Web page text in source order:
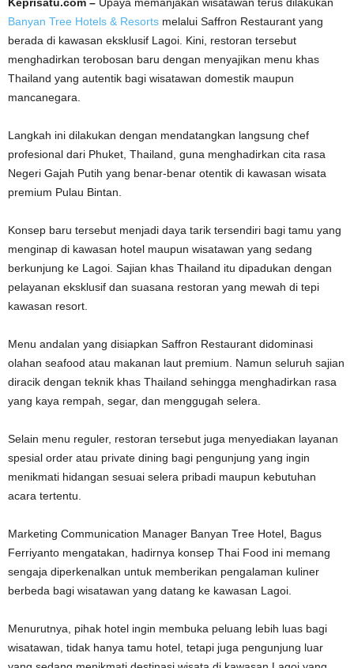
Banyan Tree Hotels & Resorts melalui Saffron Restaurant yang
berada di kawasan eksklusif Lagoi . Kini, restoran tersebut
menghadirkan terobosan baru dengan menyajikan menu khas
Thailand yang autentik bagi wisatawan domestik maupun
mancanegara.
Langkah ini dilakukan dengan mendatangkan langsung chef
profesional dari Phuket, Thailand, guna menghadirkan cita rasa
Negeri Gajah Putih yang benar-benar otentik di kawasan wisata
premium Pulau Bintan.
Konsep baru tersebut menjadi daya tarik tersendiri bagi tamu yang
menginap di kawasan hotel maupun wisatawan yang sedang
berkunjung ke Lagoi. Sajian khas Thailand itu dipadukan dengan
pelayanan eksklusif dan suasana restoran yang mewah di tepi
kawasan resort.
Menu andalan yang disiapkan Saffron Restaurant didominasi
olahan seafood atau makanan laut premium. Namun seluruh sajian
diracik dengan teknik khas Thailand sehingga menghadirkan rasa
yang kaya rempah, segar, dan menggugah selera.
Selain menu reguler, restoran tersebut juga menyediakan layanan
spesial order atau private dining bagi pengunjung yang ingin
menikmati hidangan sesuai selera pribadi maupun kebutuhan
acara tertentu.
Marketing Communication Manager Banyan Tree Hotel, Bagus
Ferriyanto mengatakan, hadirnya konsep Thai Food ini memang
sengaja diperkenalkan untuk memberikan pengalaman kuliner
berbeda bagi wisatawan yang datang ke kawasan Lagoi.
Menurutnya, pihak hotel ingin membuka peluang lebih luas bagi
wisatawan, tidak hanya tamu hotel, tetapi juga pengunjung luar